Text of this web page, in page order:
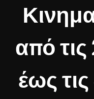
από
έως